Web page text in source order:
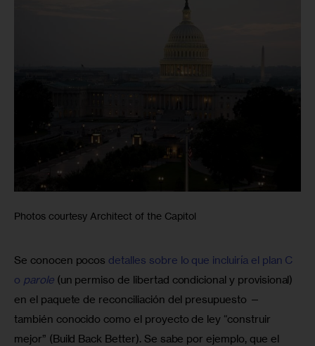
Photos courtesy Architect of the Capitol
Se conocen pocos detalles sobre lo que incluiría el plan C
o parole (un permiso de libertad condicional y provisional)
en el paquete de reconciliación del presupuesto —
también conocido como el proyecto de ley “construir
mejor” (Build Back Better). Se sabe por ejemplo, que el